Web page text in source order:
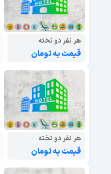
هر نفر دو تخته
قیمت به تومان
هر نفر دو تخته
قیمت به تومان